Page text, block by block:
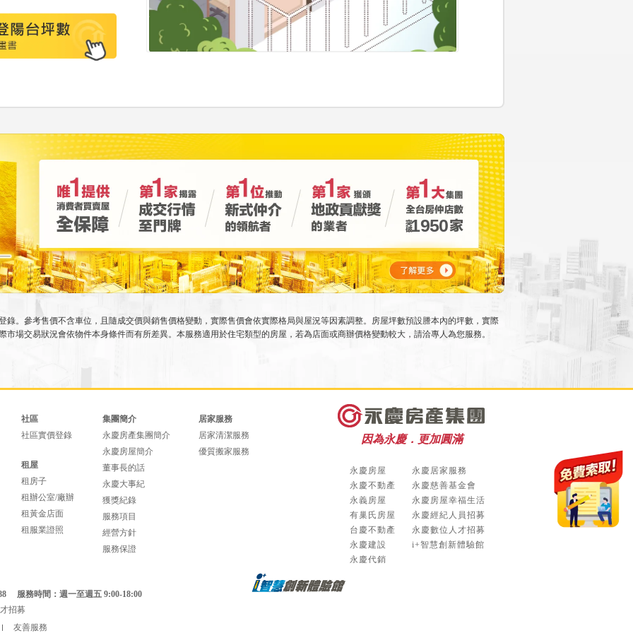
錄。參考售價不含車位，且隨成交價與銷售價格變動，實際售價會依實際格局與屋況等因素調整。房屋坪數預設謄本內的坪數，實際
場交易狀況會依物件本身條件而有所差異。本服務適用於住宅類型的房屋，若為店面或商辦價格變動較大，請洽專人為您服務。
社區
社區實價登錄
租屋
租房子
租辦公室/廠辦
租黃金店面
租服業證照
集團簡介
永慶房產集團簡介
永慶房屋簡介
董事長的話
永慶大事紀
獲獎紀錄
服務項目
經營方針
服務保證
居家服務
居家清潔服務
優質搬家服務
因為永慶．更加圓滿
永慶房屋
永慶居家服務
永慶不動產
永慶慈善基金會
永義房屋
永慶房屋幸福生活
有巢氏房屋
永慶經紀人員招募
台慶不動產
永慶數位人才招募
永慶建設
i+智慧創新體驗館
永慶代銷
服務時間：週一至週五 9:00-18:00
招募
友善服務